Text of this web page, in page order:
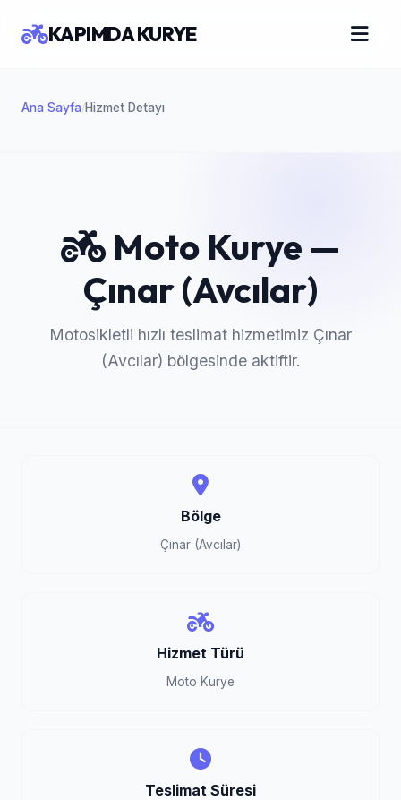
Ana Sayfa/Hizmet Detayı
KAPIMDA KURYE
Moto Kurye —
Çınar (Avcılar)
Motosikletli hızlı teslimat hizmetimiz Çınar
(Avcılar) bölgesinde aktiftir.
Bölge
Çınar (Avcılar)
Hizmet Türü
Moto Kurye
Teslimat Süresi